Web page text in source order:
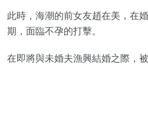
此時，海潮的前女友趙在美，在
期，面臨不孕的打擊。
在即將與未婚夫漁興結婚之際，被